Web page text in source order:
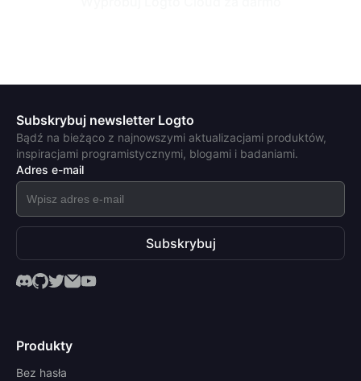
Subskrybuj newsletter Logto
Bądź na bieżąco z najnowszymi aktualizacjami produktów,
inspiracjami programistycznymi, blogami i badaniami.
Adres e-mail
Subskrybuj
Produkty
Bez hasła